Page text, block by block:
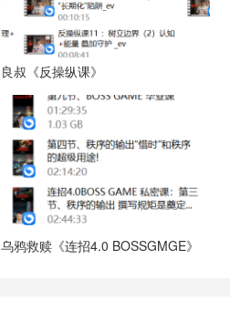
良叔《反操纵课》
乌鸦救赎《连招4.0 BOSSGMGE》